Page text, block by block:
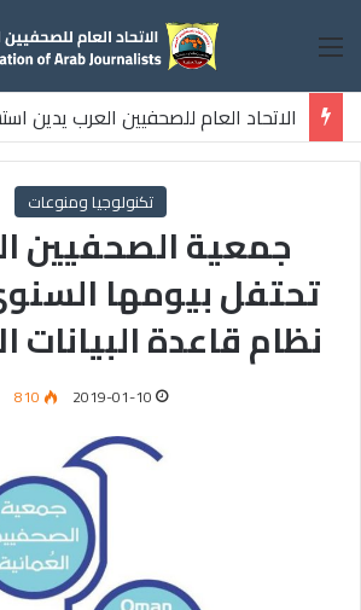
القائمة
الاتحاد العام للصحفيين العرب يدين
ثلاثة صحفيين فلسطينيين باستهداف
تكنولوجيا ومنوعات
جمعية الصحفيين
تحتفل بيومها
نظام قاعدة البيانات
2019-01-10
810